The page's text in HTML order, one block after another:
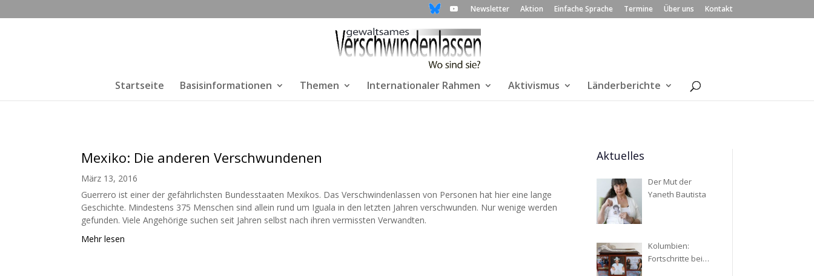
Newsletter Aktion Einfache Sprache Termine Über uns Kontakt
Startseite Basisinformationen Themen Internationaler Rahmen Aktivismus Länderberichte
Mexiko: Die anderen Verschwundenen
März 13, 2016
Guerrero ist einer der gefährlichsten Bundesstaaten Mexikos. Das Verschwindenlassen von Personen hat hier eine lange
Geschichte. Mindestens 375 Menschen sind allein rund um Iguala in den letzten Jahren verschwunden. Nur wenige werden
gefunden. Viele Angehörige suchen seit Jahren selbst nach ihren vermissten Verwandten.
Mehr lesen
Aktuelles
Der Mut der
Yaneth Bautista
Kolumbien:
Fortschritte bei